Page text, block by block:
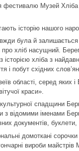
фестивалю Музей
історію нашого
була й
хліб насущний.
історією хліба з
і побут східних
області, серед яких і
краси».
спадщини
з відомими іменами
документів,
домоткані
вироби